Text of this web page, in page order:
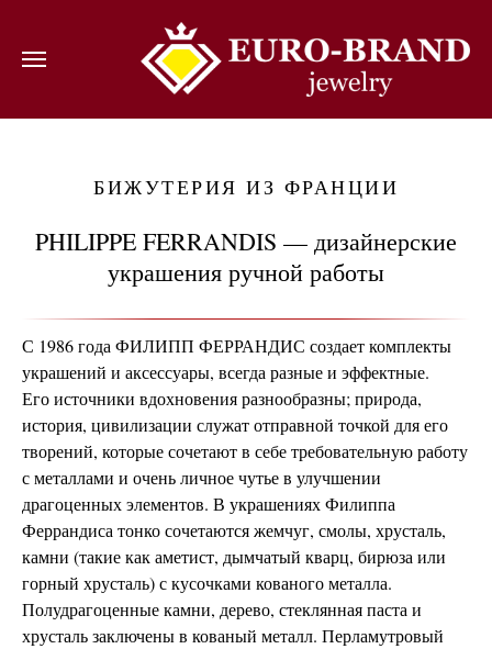
ВОЙТИ
БИЖУТЕРИЯ ИЗ ФРАНЦИИ
PHILIPPE FERRANDIS — дизайнерские
украшения ручной работы
С 1986 года ФИЛИПП ФЕРРАНДИС создает комплекты
украшений и аксессуары, всегда разные и эффектные.
Его источники вдохновения разнообразны; природа,
история, цивилизации служат отправной точкой для его
творений, которые сочетают в себе требовательную работу
с металлами и очень личное чутье в улучшении
драгоценных элементов. В украшениях Филиппа
Феррандиса тонко сочетаются жемчуг, смолы, хрусталь,
камни (такие как аметист, дымчатый кварц, бирюза или
горный хрусталь) с кусочками кованого металла.
Полудрагоценные камни, дерево, стеклянная паста и
хрусталь заключены в кованый металл. Перламутровый